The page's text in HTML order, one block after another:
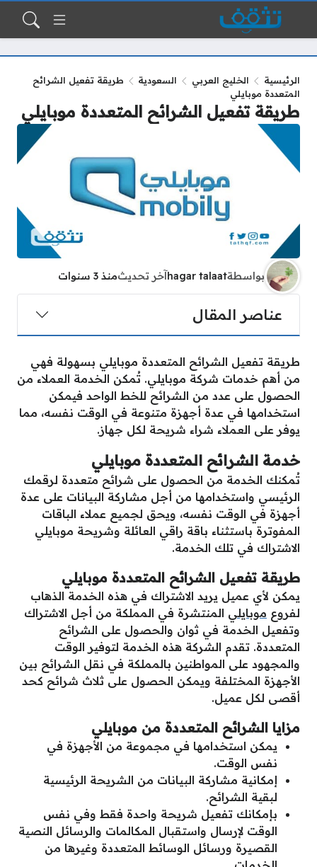
الرئيسية الخليج العربي السعودية
طريقة تفعيل الشرائح
المتعددة موبايلي
طريقة تفعيل الشرائح المتعددة موبايلي
بواسطةhagar talaatآخر تحديثمنذ 3 سنوات
عناصر المقال
طريقة تفعيل الشرائح المتعددة موبايلي بسهولة فهي
من أهم خدمات شركة موبايلي. تُمكن الخدمة العملاء من
الحصول على عدد من الشرائح للخط الواحد فيمكن
استخدامها في عدة أجهزة متنوعة في الوقت نفسه، مما
يوفر على العملاء شراء شريحة لكل جهاز.
خدمة الشرائح المتعددة موبايلي
تُمكنك الخدمة من الحصول على شرائح متعددة لرقمك
الرئيسي واستخدامها من أجل مشاركة البيانات على عدة
أجهزة في الوقت نفسه، ويحق لجميع عملاء الباقات
المفوترة باستثناء باقة راقي العائلة وشريحة موبايلي
الاشتراك في تلك الخدمة.
طريقة تفعيل الشرائح المتعددة موبايلي
يمكن لأي عميل يريد الاشتراك في هذه الخدمة الذهاب
لفروع موبايلي المنتشرة في المملكة من أجل الاشتراك
وتفعيل الخدمة في ثوان والحصول على الشرائح
المتعددة. تقدم الشركة هذه الخدمة لتوفير الوقت
والمجهود على المواطنين بالمملكة في نقل الشرائح بين
الأجهزة المختلفة ويمكن الحصول على ثلاث شرائح كحد
أقصى لكل عميل.
مزايا الشرائح المتعددة من موبايلي
يمكن استخدامها في مجموعة من الأجهزة في
نفس الوقت.
إمكانية مشاركة البيانات من الشريحة الرئيسية
لبقية الشرائح.
بإمكانك تفعيل شريحة واحدة فقط وفي نفس
الوقت لإرسال واستقبال المكالمات والرسائل النصية
القصيرة ورسائل الوسائط المتعددة وغيرها من